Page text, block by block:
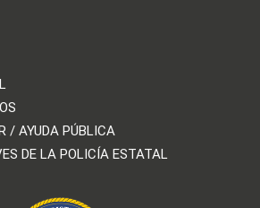
/ AYUDA PÚBLICA
DE LA POLICÍA ESTATAL